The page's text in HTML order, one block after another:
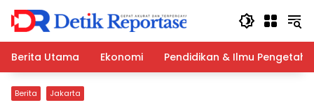
Langsung
konten
Berita Utama
Ekonomi Pendidikan & Ilmu
Berita Jakarta